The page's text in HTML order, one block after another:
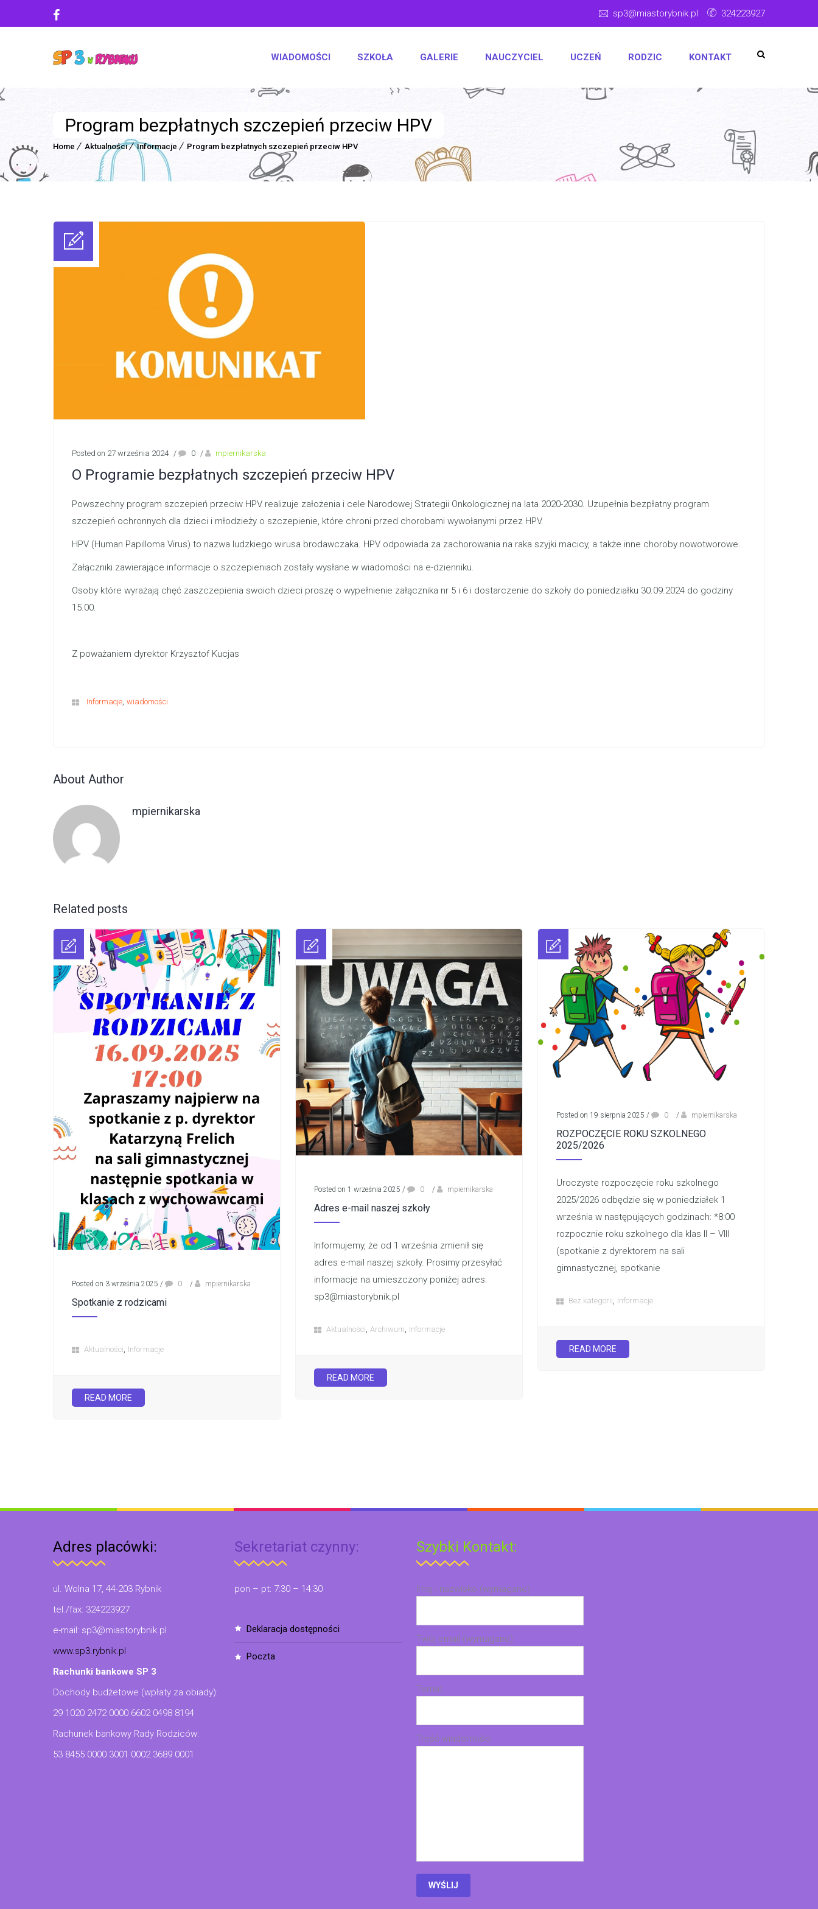
sp3@miastorybnik.pl 324223927
WIADOMOŚCI SZKOŁA GALERIE NAUCZYCIEL UCZEŃ RODZIC KONTAKT
Program bezpłatnych szczepień przeciw HPV
Home Aktualności Informacje Program bezpłatnych szczepień przeciw HPV
Posted on 27 września 2024 / 0 / mpiernikarska
O Programie bezpłatnych szczepień przeciw HPV
Powszechny program szczepień przeciw HPV realizuje założenia i cele Narodowej Strategii Onkologicznej na lata 2020-2030. Uzupełnia bezpłatny program
szczepień ochronnych dla dzieci i młodzieży o szczepienie, które chroni przed chorobami wywołanymi przez HPV.
HPV (Human Papilloma Virus) to nazwa ludzkiego wirusa brodawczaka. HPV odpowiada za zachorowania na raka szyjki macicy, a także inne choroby nowotworowe.
Załączniki zawierające informacje o szczepieniach zostały wysłane w wiadomości na e-dzienniku.
Osoby które wyrażają chęć zaszczepienia swoich dzieci proszę o wypełnienie załącznika nr 5 i 6 i dostarczenie do szkoły do poniedziałku 30.09.2024 do godziny
15.00.
Z poważaniem dyrektor Krzysztof Kucjas
Informacje, wiadomości
About Author
mpiernikarska
Related posts
Posted on 3 września 2025 / 0 / mpiernikarska
Spotkanie z rodzicami
Aktualności, Informacje
READ MORE
Posted on 1 września 2025 / 0 / mpiernikarska
Adres e-mail naszej szkoły
Informujemy, że od 1 września zmienił się
adres e-mail naszej szkoły. Prosimy przesyłać
informacje na umieszczony poniżej adres.
sp3@miastorybnik.pl
Aktualności, Archiwum, Informacje
READ MORE
Posted on 19 sierpnia 2025 / 0 / mpiernikarska
ROZPOCZĘCIE ROKU SZKOLNEGO
2025/2026
Uroczyste rozpoczęcie roku szkolnego
2025/2026 odbędzie się w poniedziałek 1
września w następujących godzinach: *8:00
rozpocznie roku szkolnego dla klas II – VIII
(spotkanie z dyrektorem na sali
gimnastycznej, spotkanie
Bez kategorii, Informacje
READ MORE
Adres placówki:
ul. Wolna 17, 44-203 Rybnik
tel./fax: 324223927
e-mail: sp3@miastorybnik.pl
www.sp3.rybnik.pl
Rachunki bankowe SP 3
Dochody budżetowe (wpłaty za obiady):
29 1020 2472 0000 6602 0498 8194
Rachunek bankowy Rady Rodziców:
53 8455 0000 3001 0002 3689 0001
Sekretariat czynny:
pon – pt: 7:30 – 14:30
deklaracja dostępności
poczta
Szybki Kontakt:
Imię i nazwisko (wymagane)
Twój email (wymagane)
Temat
Treść wiadomości